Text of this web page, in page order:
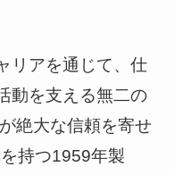
リアを通じて、仕
動を支える無二の
絶大な信頼を寄せ
持つ1959年製